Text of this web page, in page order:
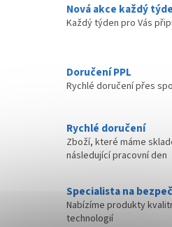
Nová akce každý
Každý týden pro Vás
Doručení PPL
Rychlé doručení přes
Rychlé doručení
Zboží, které máme
následující pracovní den
Specialista na
Nabízíme produkty
technologií